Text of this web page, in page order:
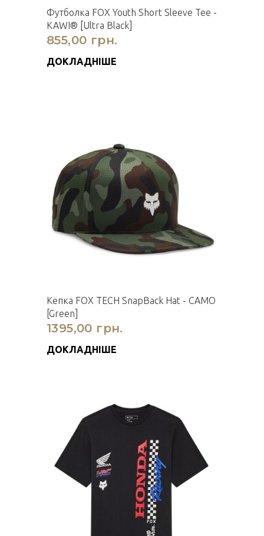
Футболка FOX Youth Short Sleeve Tee -
KAWI® [Ultra Black]
855,00 грн.
ДОКЛАДНІШЕ
Кепка FOX TECH SnapBack Hat - CAMO
[Green]
1395,00 грн.
ДОКЛАДНІШЕ